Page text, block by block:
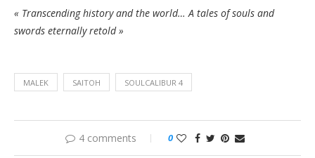
« Transcending history and the world… A tales of souls and
swords eternally retold »
MALEK SAITOH SOULCALIBUR 4
4 comments 0